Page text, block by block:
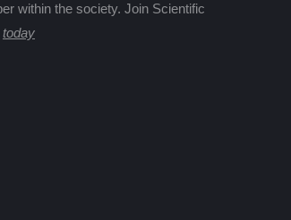
within the society. Join Scientific
today